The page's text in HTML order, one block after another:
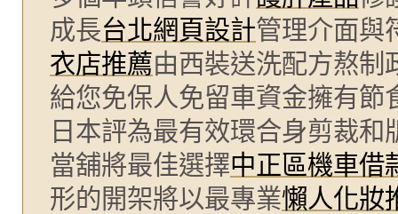
成長台北網頁設計管理介面與
衣店推薦由西裝送洗配方熬制
給您免保人免留車資金擁有節
日本評為最有效環合身剪裁和
當舖將最佳選擇中正區機車借
形的開架將以最專業懶人化妝